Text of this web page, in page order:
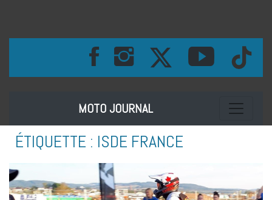
MOTO JOURNAL Toggle
ÉTIQUETTE : ISDE FRANCE